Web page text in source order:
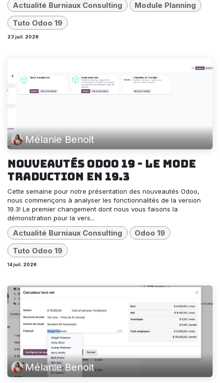
Actualité Burniaux Consulting
Module Planning
Tuto Odoo 19
23 juil. 2026
Mélanie Benoit
Nouveautés Odoo 19 - le mode
traduction en 19.3
Cette semaine pour notre présentation des nouveautés Odoo,
nous commençons à analyser les fonctionnalités de la version
19.3! Le premier changement dont nous vous faisons la
démonstration pour la vers...
Actualité Burniaux Consulting
Odoo 19
Tuto Odoo 19
14 juil. 2026
Mélanie Benoit